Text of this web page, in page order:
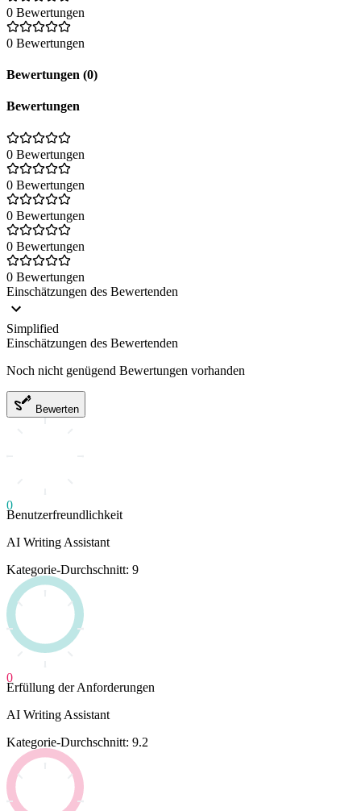
0 Bewertungen
0 Bewertungen
Bewertungen (0)
Bewertungen
0 Bewertungen
0 Bewertungen
0 Bewertungen
0 Bewertungen
0 Bewertungen
Einschätzungen des Bewertenden
Simplified
Einschätzungen des Bewertenden
Noch nicht genügend Bewertungen vorhanden
Bewerten
0
Benutzerfreundlichkeit
AI Writing Assistant
Kategorie-Durchschnitt: 9
0
Erfüllung der Anforderungen
AI Writing Assistant
Kategorie-Durchschnitt: 9.2